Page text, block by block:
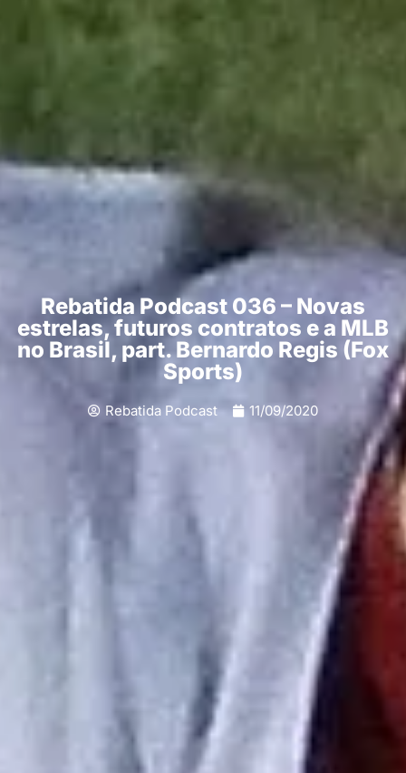
Rebatida Podcast 036 – Novas
estrelas, futuros contratos e a MLB
no Brasil, part. Bernardo Regis (Fox
Sports)
Rebatida Podcast 11/09/2020